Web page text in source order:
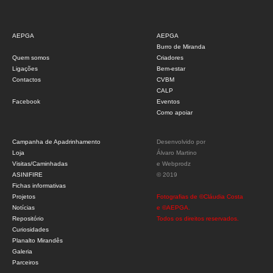
AEPGA
Quem somos
Ligações
Contactos
Facebook
AEPGA
Burro de Miranda
Criadores
Bem-estar
CVBM
CALP
Eventos
Como apoiar
Campanha de Apadrinhamento
Loja
Visitas/Caminhadas
ASINIFIRE
Fichas informativas
Projetos
Notícias
Repositório
Curiosidades
Planalto Mirandês
Galeria
Parceiros
Desenvolvido por
Álvaro Martino
e Webprodz
© 2019
Fotografias de ©Cláudia Costa
e ©AEPGA.
Todos os direitos reservados.